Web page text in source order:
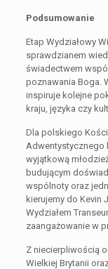
Podsumowanie
Etap Wydziałowy
sprawdzianem
świadectwem
poznawania Boga.
inspiruje kolejne
kraju, języka czy
Dla polskiego
Adwentystycznego
wyjątkową
budującym
wspólnoty oraz
kierujemy do Kevin
Wydziałem
zaangażowanie w
Z niecierpliwością
Wielkiej Brytanii